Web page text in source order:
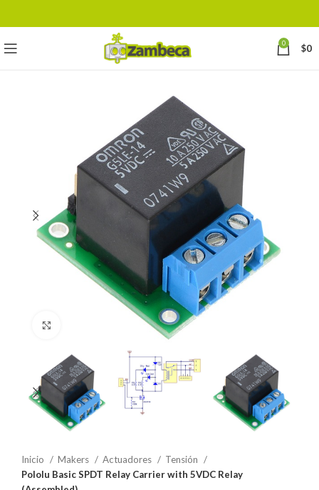
0 $0
Inicio Makers Actuadores
Tensión
Pololu Basic SPDT Relay Carrier with 5VDC Relay